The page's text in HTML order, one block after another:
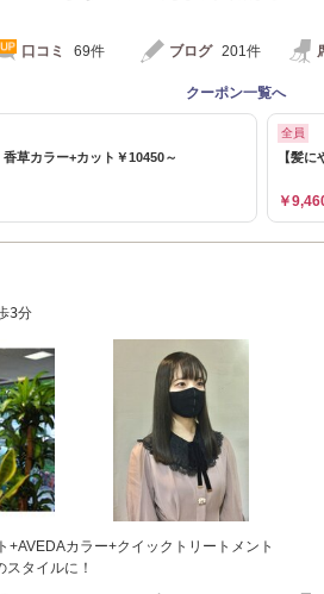
口コミ 69件 ブログ 201件
クーポン一覧へ
草カラー+カット￥10450～
全員
【髪
￥
3分
+AVEDAカラー+クイックトリートメント
タイルに！